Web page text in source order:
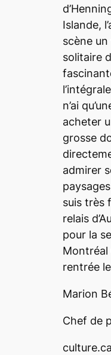
Islande,
scène
solitaire
n’ai
acheter
grosse
admirer
suis très
relais
pour la
Montréal
rentrée
Marion
Chef de